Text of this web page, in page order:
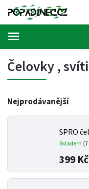
Čelovky ,
Nejprodávanější
SPRO
Skladem
399 Kč